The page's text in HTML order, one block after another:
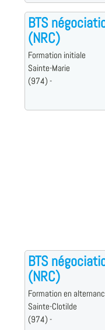
BTS
(NRC)
Formation initiale
Sainte-Marie
(974) -
BTS
(NRC)
Formation en
Sainte-Clotilde
(974) -